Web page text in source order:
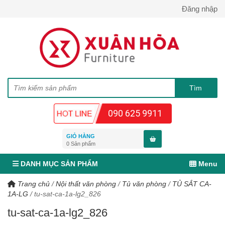
Đăng nhập
090 625 9911
GIỎ HÀNG
0 Sản phẩm
DANH MỤC SẢN PHẨM Menu
Trang chủ /Nội thất văn phòng / Tủ văn phòng / TỦ SẮT CA-
1A-LG /tu-sat-ca-1a-lg2_826
tu-sat-ca-1a-lg2_826